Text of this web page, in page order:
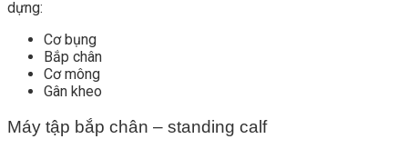
dựng:
Cơ bụng
Bắp chân
Cơ mông
Gân kheo
Máy tập bắp chân – standing calf